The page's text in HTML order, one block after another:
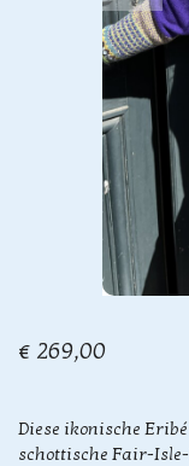
€ 269,00
Diese ikonische
schottische Fair-